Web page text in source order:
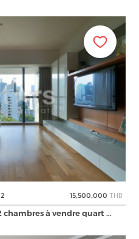
2 15,500,000 THB
à vendre quart …